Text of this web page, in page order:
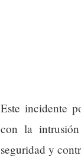
Este incidente
con la
seguridad y